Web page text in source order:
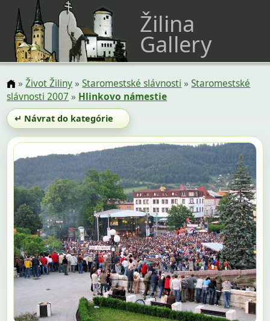
Žilina
Gallery
»Život Žiliny»Staromestské slávnosti »Staromestské
slávnosti 2007 » Hlinkovo námestie
↵ Návrat do kategórie